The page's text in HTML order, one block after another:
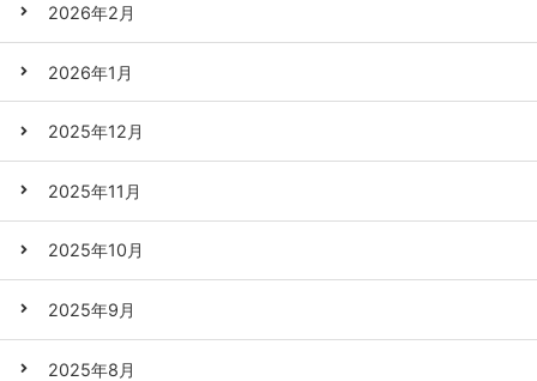
2026年2月
2026年1月
2025年12月
2025年11月
2025年10月
2025年9月
2025年8月